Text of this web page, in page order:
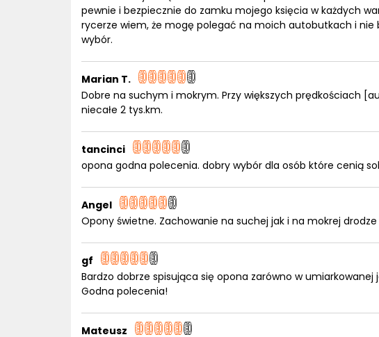
pewnie i bezpiecznie do zamku mojego księcia w każdych
rycerze wiem, że mogę polegać na moich autobutkach i nie
wybór.
Marian T.
Dobre na suchym i mokrym. Przy większych prędkościach
niecałe 2 tys.km.
tancinci
opona godna polecenia. dobry wybór dla osób które cenią
Angel
Opony świetne. Zachowanie na suchej jak i na mokrej
gf
Bardzo dobrze spisująca się opona zarówno w umiarkowanej
Godna polecenia!
Mateusz